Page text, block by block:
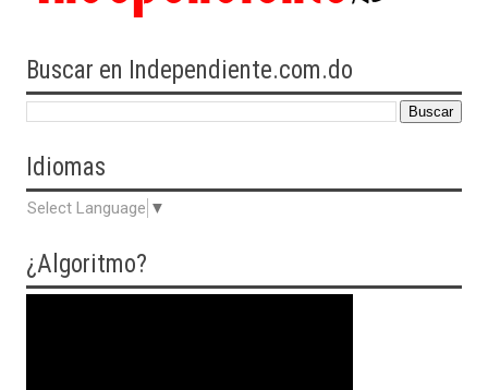
Buscar en Independiente.com.do
Idiomas
Select Language ▼
¿Algoritmo?